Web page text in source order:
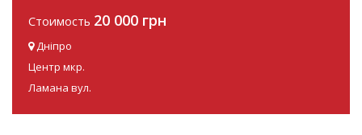
Стоимость 20 000 грн
Дніпро
Центр мкр.
Ламана вул.